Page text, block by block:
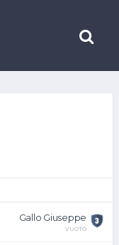
Gallo Giuseppe
VUOTO